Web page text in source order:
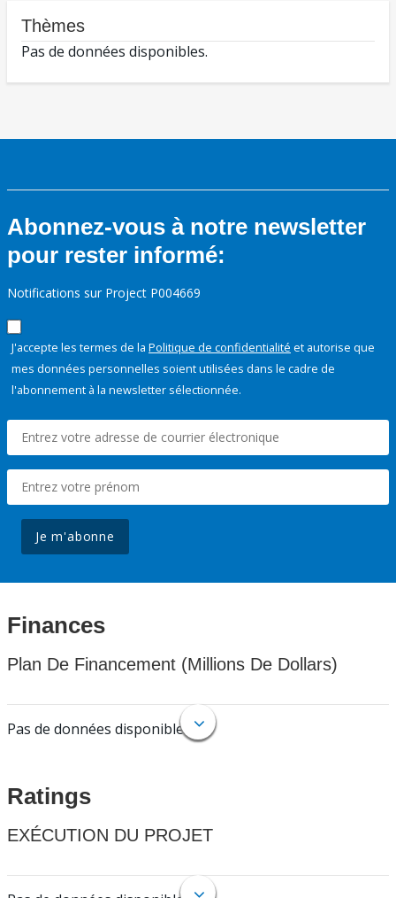
Thèmes
Pas de données disponibles.
Abonnez-vous à notre newsletter
pour rester informé:
Notifications sur Project P004669
J'accepte les termes de la Politique de confidentialité et autorise que
mes données personnelles soient utilisées dans le cadre de
l'abonnement à la newsletter sélectionnée.
Je m'abonne
Finances
Plan De Financement (Millions De Dollars)
Pas de données disponibles.
Ratings
EXÉCUTION DU PROJET